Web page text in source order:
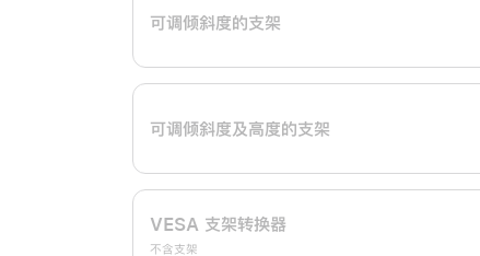
可调倾斜度的支架
可调倾斜度及高‍度的支‍架
VESA 支架转换器
不含支架